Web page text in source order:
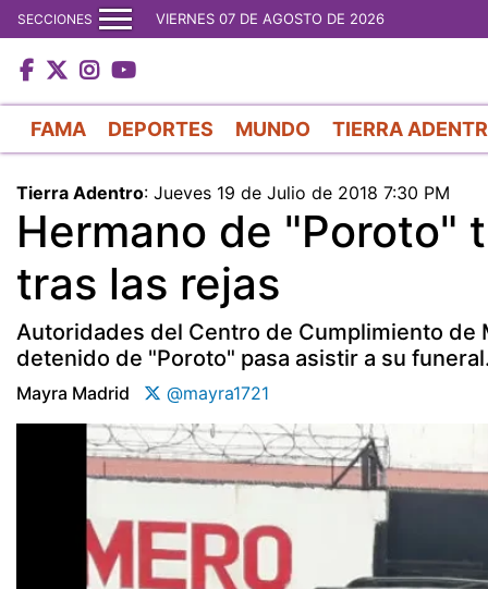
SECCIONES VIERNES 07 DE AGOSTO DE 2026
FAMA DEPORTES MUNDO TIERRA
Tierra Adentro: Jueves 19 de Julio de 2018 7:30 PM
Hermano de "Poroto"
tras las rejas
Autoridades del Centro de Cumplimiento de
detenido de "Poroto" pasa asistir a su
Mayra Madrid @mayra1721